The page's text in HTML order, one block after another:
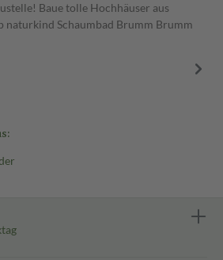
Baue tolle Hochhäuser aus
naturkind Schaumbad Brumm Brumm